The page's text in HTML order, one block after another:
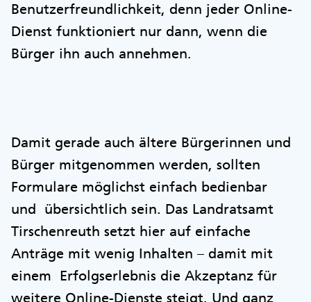
Benutzerfreundlichkeit, denn jeder Online-
Dienst funktioniert nur dann, wenn die
Bürger ihn auch annehmen.
Damit gerade auch ältere Bürgerinnen und
Bürger mitgenommen werden, sollten
Formulare möglichst einfach bedienbar
und übersichtlich sein. Das Landratsamt
Tirschenreuth setzt hier auf einfache
Anträge mit wenig Inhalten – damit mit
einem Erfolgserlebnis die Akzeptanz für
weitere Online-Dienste steigt. Und ganz